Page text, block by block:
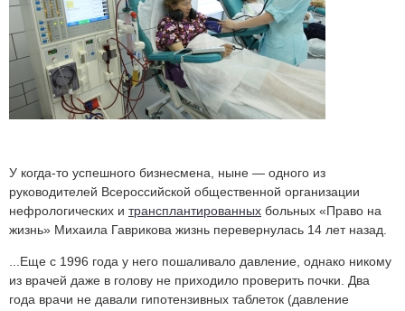
У когда-то успешного бизнесмена, ныне — одного из
руководителей Всероссийской общественной организации
нефрологических и трансплантированных больных «Право на
жизнь» Михаила Гаврикова жизнь перевернулась 14 лет назад.
...Еще с 1996 года у него пошаливало давление, однако никому
из врачей даже в голову не приходило проверить почки. Два
года врачи не давали гипотензивных таблеток (давление